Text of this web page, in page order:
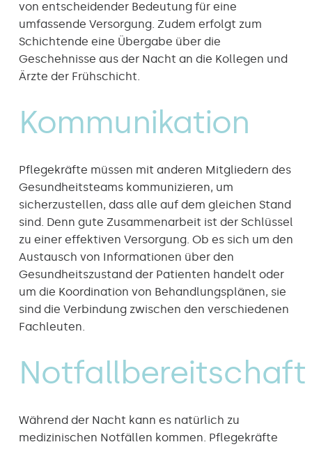
von entscheidender Bedeutung für eine
umfassende Versorgung. Zudem erfolgt zum
Schichtende eine Übergabe über die
Geschehnisse aus der Nacht an die Kollegen und
Ärzte der Frühschicht.
Kommunikation
Pflegekräfte müssen mit anderen Mitgliedern des
Gesundheitsteams kommunizieren, um
sicherzustellen, dass alle auf dem gleichen Stand
sind. Denn gute Zusammenarbeit ist der Schlüssel
zu einer effektiven Versorgung. Ob es sich um den
Austausch von Informationen über den
Gesundheitszustand der Patienten handelt oder
um die Koordination von Behandlungsplänen, sie
sind die Verbindung zwischen den verschiedenen
Fachleuten.
Notfallbereitschaft
Während der Nacht kann es natürlich zu
medizinischen Notfällen kommen. Pflegekräfte